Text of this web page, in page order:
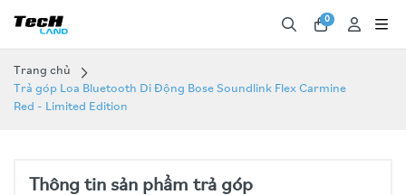
0
Trang chủ
Trả góp Loa Bluetooth Di Động Bose Soundlink Flex Carmine
Red - Limited Edition
Thông tin sản phẩm trả góp